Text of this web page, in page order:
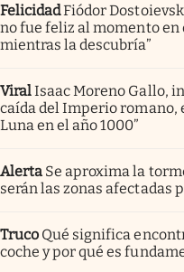
FelicidadFiódor
no fue feliz al momento
mientras la descubría”
ViralIsaac Moreno Gallo,
caída del Imperio romano,
Luna en el año 1000”
Alerta Se aproxima la
serán las zonas afectadas
Truco Qué significa
coche y por qué es